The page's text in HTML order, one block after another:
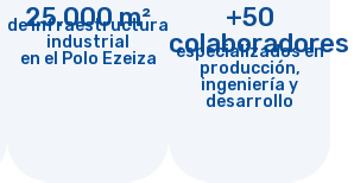
25.000 m²
de infraestructura
industrial
en el Polo Ezeiza
+50
colaboradores
especializados en
producción,
ingeniería y
desarrollo